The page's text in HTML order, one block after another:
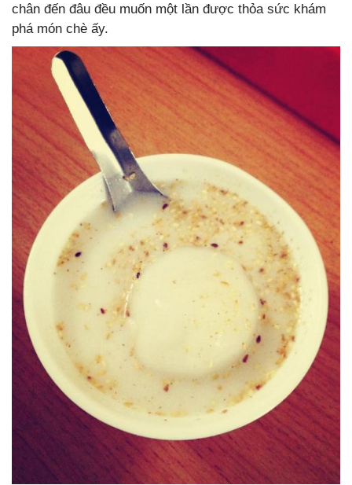
chân đến đâu đều muốn một lần được thỏa sức khám
phá món chè ấy.